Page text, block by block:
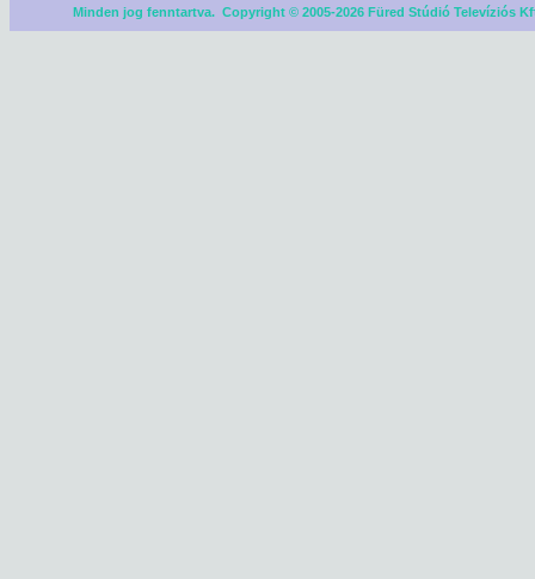
Minden jog fenntartva. Copyright © 2005-2026 Füred Stúdió Televíziós